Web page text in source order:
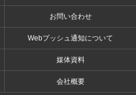
お問い合わせ
Webプッシュ通知について
媒体資料
会社概要